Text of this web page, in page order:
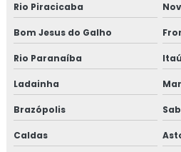
Rio Piracicaba
Bom Jesus do Galho
Rio Paranaíba
Ladainha
Brazópolis
Caldas